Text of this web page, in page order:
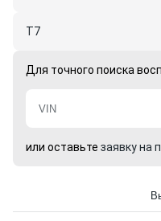
T7
Для точного поиска
или оставьте заявку на